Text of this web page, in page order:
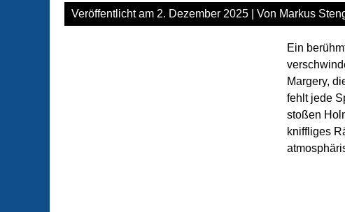
Veröffentlicht am 2. Dezember 2025 | Von Markus
Ein
Margery,
fehlt jede
stoßen
kniffliges